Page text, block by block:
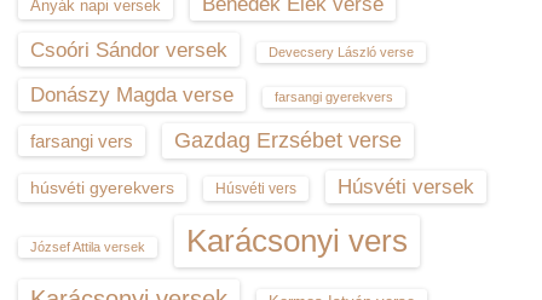
Anyák napi versek
Csoóri Sándor versek
Devecsery László verse
Donászy Magda verse farsangi gyerekvers
farsangi vers Gazdag Erzsébet verse
húsvéti gyerekvers Húsvéti vers Húsvéti versek
József Attila versek Karácsonyi vers